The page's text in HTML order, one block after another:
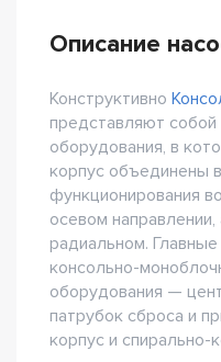
Описание
Конструктивно
представляют собой
оборудования, в
корпус объединены
функционирования
осевом
радиальном.
консольно-
оборудования —
патрубок сброса и
корпус и спирально-